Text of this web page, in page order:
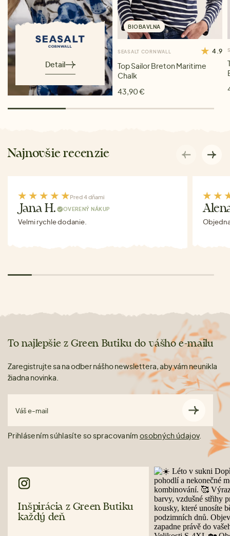
Detail
BIOBAVLNA
SEASALT CORNWALL 4.9
Top Sailor Breton Maritime
Chalk
43,90 €
Najnovšie recenzie
Pred 4 dňami
Jana H. OVERENÝ NÁKUP
Velmi rychle dodanie.
To najlepšie z Green Butiku do vášho e-mailu
Zaregistrujte sa na odber nášho newslettera, aby vám neunikla
žiadna novinka.
Váš e-mail
Prihlásením súhlasíte so spracovaním osobných údajov.
Inšpirácia z Green Butiku
každý deň